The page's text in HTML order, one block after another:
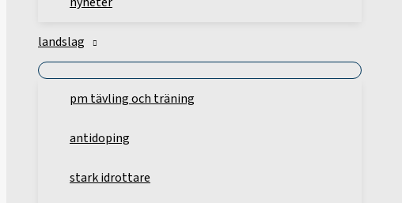
landslag
pm tävling och träning
antidoping
stark idrottare